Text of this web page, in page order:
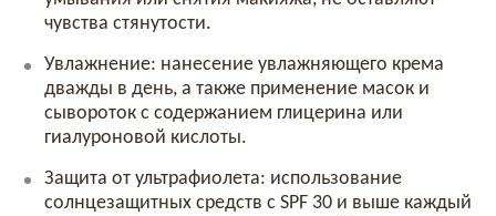
чувства стянутости.
Увлажнение: нанесение увлажняющего крема
дважды в день, а также применение масок и
сывороток с содержанием глицерина или
гиалуроновой кислоты.
Защита от ультрафиолета: использование
солнцезащитных средств с SPF 30 и выше каждый